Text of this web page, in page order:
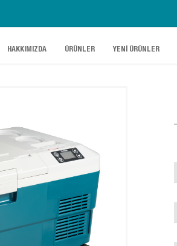
HAKKIMIZDA ÜRÜNLER YENİ ÜRÜNLER